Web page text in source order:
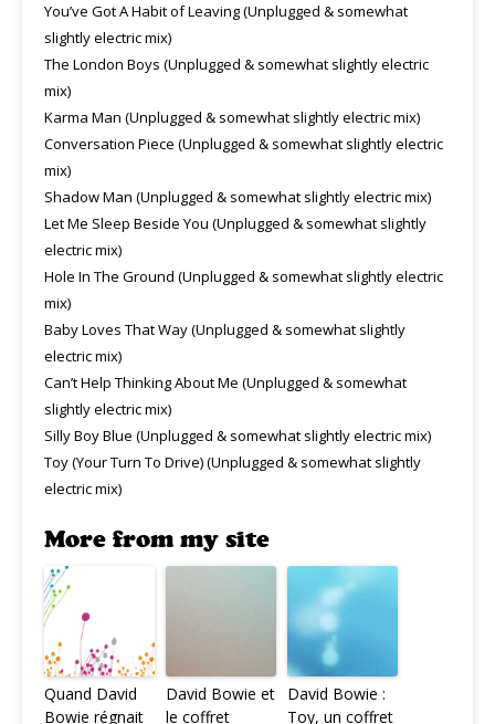
You’ve Got A Habit of Leaving (Unplugged & somewhat
slightly electric mix)
The London Boys (Unplugged & somewhat slightly electric
mix)
Karma Man (Unplugged & somewhat slightly electric mix)
Conversation Piece (Unplugged & somewhat slightly electric
mix)
Shadow Man (Unplugged & somewhat slightly electric mix)
Let Me Sleep Beside You (Unplugged & somewhat slightly
electric mix)
Hole In The Ground (Unplugged & somewhat slightly electric
mix)
Baby Loves That Way (Unplugged & somewhat slightly
electric mix)
Can’t Help Thinking About Me (Unplugged & somewhat
slightly electric mix)
Silly Boy Blue (Unplugged & somewhat slightly electric mix)
Toy (Your Turn To Drive) (Unplugged & somewhat slightly
electric mix)
More from my site
Quand David
Bowie régnait
David Bowie et
le coffret
David Bowie :
Toy, un coffret